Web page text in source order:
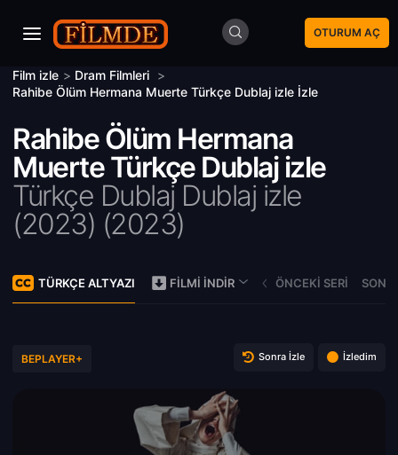
OTURUM AÇ
Film izle > Dram Filmleri >
Rahibe Ölüm Hermana Muerte Türkçe Dublaj izle İzle
Rahibe Ölüm Hermana
Muerte Türkçe Dublaj izle
Türkçe Dublaj Dublaj izle
(2023) (2023)
TÜRKÇE ALTYAZI FILMI İNDIR ÖNCEKI SERI
BEPLAYER+ Sonra İzle İzledim